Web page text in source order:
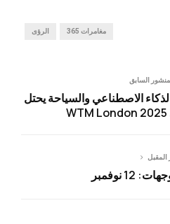
الرؤى مغامرات 365
السابق
الاصطناعي والسياحة يحتل
المقبل
نوفمبر